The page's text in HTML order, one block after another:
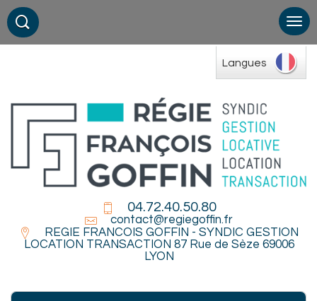
Langues
04.72.40.50.80
contact@regiegoffin.fr
REGIE FRANCOIS GOFFIN - SYNDIC GESTION
LOCATION TRANSACTION 87 Rue de Sèze 69006
LYON